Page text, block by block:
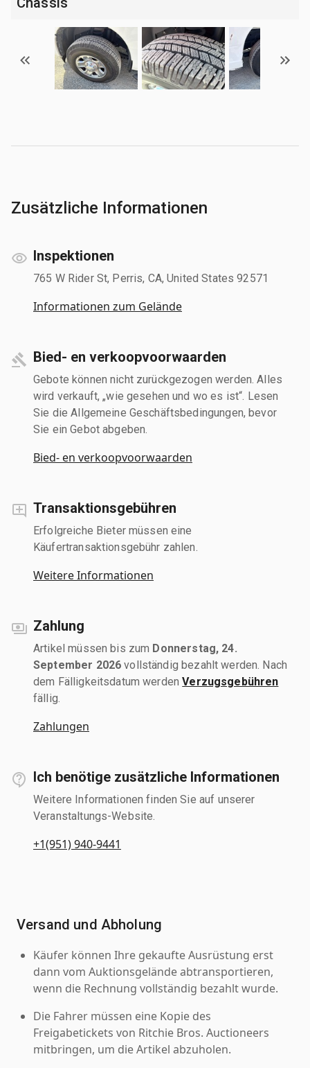
Zusätzliche Informationen
Inspektionen
765 W Rider St, Perris, CA, United States 92571
Informationen zum Gelände
Bied- en verkoopvoorwaarden
Gebote können nicht zurückgezogen werden. Alles
wird verkauft, „wie gesehen und wo es ist“. Lesen
Sie die Allgemeine Geschäftsbedingungen, bevor
Sie ein Gebot abgeben.
Bied- en verkoopvoorwaarden
Transaktionsgebühren
Erfolgreiche Bieter müssen eine
Käufertransaktionsgebühr zahlen.
Weitere Informationen
Zahlung
Artikel müssen bis zum Donnerstag, 24.
September 2026 vollständig bezahlt werden. Nach
dem Fälligkeitsdatum werdenVerzugsgebühren
fällig.
Zahlungen
Ich benötige zusätzliche Informationen
Weitere Informationen finden Sie auf unserer
Veranstaltungs-Website.
+1(951) 940-9441
Versand und Abholung
Käufer können Ihre gekaufte Ausrüstung erst
dann vom Auktionsgelände abtransportieren,
wenn die Rechnung vollständig bezahlt wurde.
Die Fahrer müssen eine Kopie des
Freigabetickets von Ritchie Bros. Auctioneers
mitbringen, um die Artikel abzuholen.